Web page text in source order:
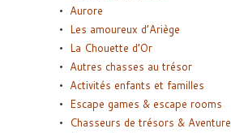
Aurore
Les amoureux d’Ariège
La Chouette d’Or
Autres chasses au trésor
Activités enfants et familles
Escape games & escape rooms
Chasseurs de trésors & Aventure